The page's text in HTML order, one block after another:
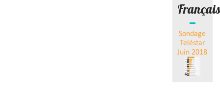
Français
Sondage
Teléstar
Juin 2018